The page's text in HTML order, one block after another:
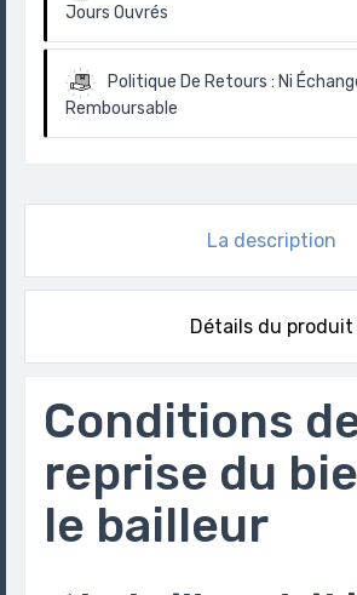
Jours Ouvrés
Politique De Retours : Ni
Remboursable
La description
Détails du produit
Conditions
reprise du
le bailleur